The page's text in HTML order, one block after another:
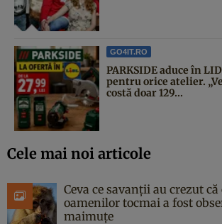
GO4IT.RO
PARKSIDE aduce în
pentru orice atelier.
costă doar 129...
Cele mai noi articole
Ceva ce savanții au crezut
oamenilor tocmai a fost
maimuțe